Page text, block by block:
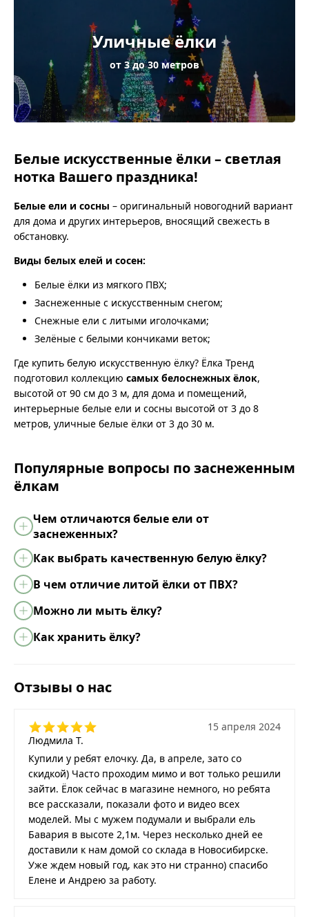
Уличные ёлки
от 3 до 30 метров
Белые искусственные ёлки – светлая
нотка Вашего праздника!
Белые ели и сосны – оригинальный новогодний вариант
для дома и других интерьеров, вносящий свежесть в
обстановку.
Виды белых елей и сосен:
Белые ёлки из мягкого ПВХ;
Заснеженные с искусственным снегом;
Снежные ели с литыми иголочками;
Зелёные с белыми кончиками веток;
Где купить белую искусственную ёлку? Ёлка Тренд
подготовил коллекцию самых белоснежных ёлок,
высотой от 90 см до 3 м, для дома и помещений,
интерьерные белые ели и сосны высотой от 3 до 8
метров, уличные белые ёлки от 3 до 30 м.
Популярные вопросы по заснеженным
ёлкам
Чем отличаются белые ели от
заснеженных?
Как выбрать качественную белую ёлку?
В чем отличие литой ёлки от ПВХ?
Можно ли мыть ёлку?
Как хранить ёлку?
Отзывы о нас
Людмила Т.
15 апреля 2024
Купили у ребят елочку. Да, в апреле, зато со
скидкой) Часто проходим мимо и вот только решили
зайти. Ёлок сейчас в магазине немного, но ребята
все рассказали, показали фото и видео всех
моделей. Мы с мужем подумали и выбрали ель
Бавария в высоте 2,1м. Через несколько дней ее
доставили к нам домой со склада в Новосибирске.
Уже ждем новый год, как это ни странно) спасибо
Елене и Андрею за работу.